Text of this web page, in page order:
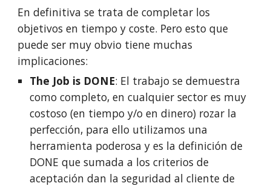
En definitiva se trata de completar los
objetivos en tiempo y coste. Pero esto que
puede ser muy obvio tiene muchas
implicaciones:
The Job is DONE: El trabajo se demuestra
como completo, en cualquier sector es muy
costoso (en tiempo y/o en dinero) rozar la
perfección, para ello utilizamos una
herramienta poderosa y es la definición de
DONE que sumada a los criterios de
aceptación dan la seguridad al cliente de